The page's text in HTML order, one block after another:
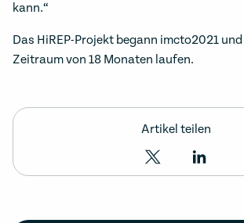
kann.“
Das HiREP-Projekt begann imcto2021
Zeitraum von 18 Monaten laufen.
Artikel teilen